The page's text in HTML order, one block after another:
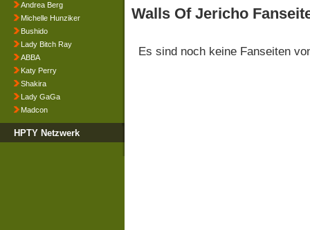
Andrea Berg
Michelle Hunziker
Bushido
Lady Bitch Ray
ABBA
Katy Perry
Shakira
Lady GaGa
Madcon
HPTY Netzwerk
Walls Of Jericho
Es sind noch keine Fanseiten